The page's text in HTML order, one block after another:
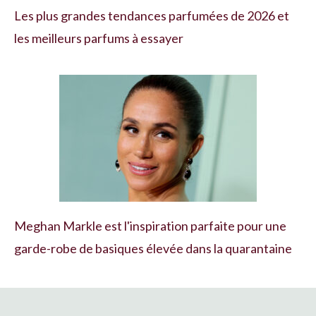
Les plus grandes tendances parfumées de 2026 et
les meilleurs parfums à essayer
Meghan Markle est l'inspiration parfaite pour une
garde-robe de basiques élevée dans la quarantaine